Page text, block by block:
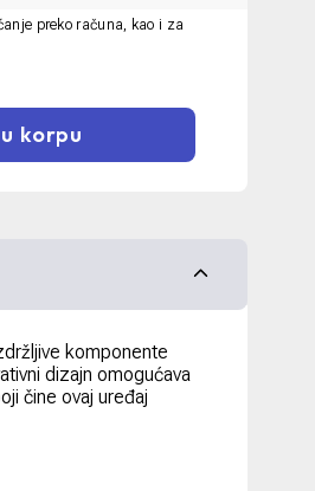
preko računa, kao i za
korpu
komponente
dizajn omogućava
čine ovaj uređaj